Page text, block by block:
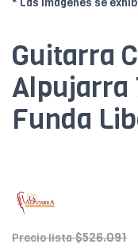
* Las imágenes se
Guitarra
Alpujarra
Funda
Precio lista $526.091